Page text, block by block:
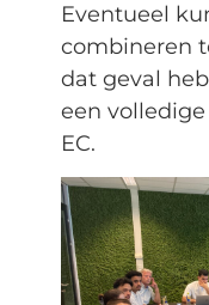
Eventueel
combineren
dat geval
een
EC.